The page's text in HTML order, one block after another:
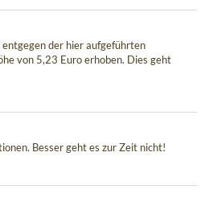
der hier aufgeführten
von 5,23 Euro erhoben. Dies geht
Besser geht es zur Zeit nicht!